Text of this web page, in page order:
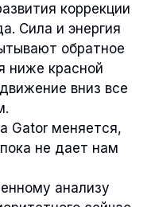
коррекции
Сила и энергия
обратное
ниже красной
вниз все
Gator меняется,
не дает нам
анализу